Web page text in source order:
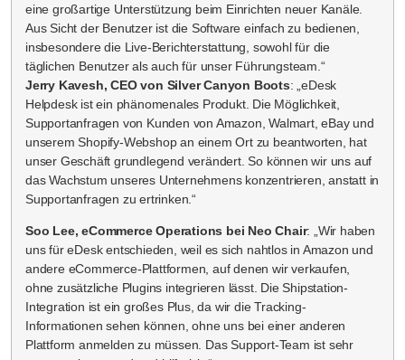
eine großartige Unterstützung beim Einrichten neuer Kanäle.
Aus Sicht der Benutzer ist die Software einfach zu bedienen,
insbesondere die Live-Berichterstattung, sowohl für die
täglichen Benutzer als auch für unser Führungsteam.“
Jerry Kavesh, CEO von Silver Canyon Boots: „eDesk
Helpdesk ist ein phänomenales Produkt. Die Möglichkeit,
Supportanfragen von Kunden von Amazon, Walmart, eBay und
unserem Shopify-Webshop an einem Ort zu beantworten, hat
unser Geschäft grundlegend verändert. So können wir uns auf
das Wachstum unseres Unternehmens konzentrieren, anstatt in
Supportanfragen zu ertrinken.“
Soo Lee, eCommerce Operations bei Neo Chair: „Wir haben
uns für eDesk entschieden, weil es sich nahtlos in Amazon und
andere eCommerce-Plattformen, auf denen wir verkaufen,
ohne zusätzliche Plugins integrieren lässt. Die Shipstation-
Integration ist ein großes Plus, da wir die Tracking-
Informationen sehen können, ohne uns bei einer anderen
Plattform anmelden zu müssen. Das Support-Team ist sehr